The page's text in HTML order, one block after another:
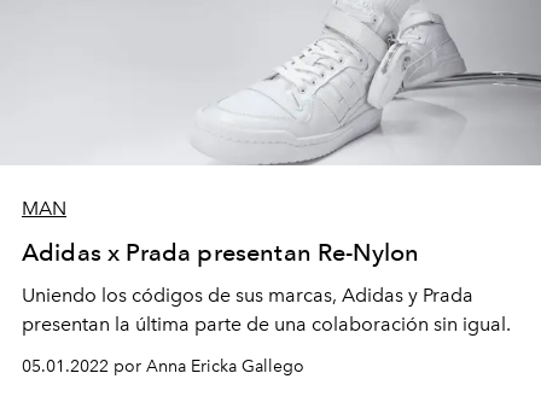
MAN
Adidas x Prada presentan Re-Nylon
Uniendo los códigos de sus marcas, Adidas y Prada
presentan la última parte de una colaboración sin igual.
05.01.2022 por Anna Ericka Gallego